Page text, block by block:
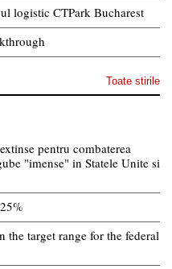
logistic CTPark Bucharest
Toate stirile
pentru combaterea
"imense" in Statele Unite si
the target range for the federal